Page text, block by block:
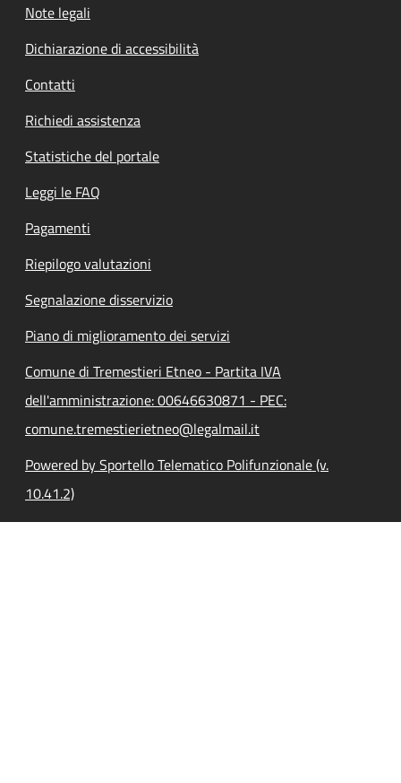
Note legali
Dichiarazione di accessibilità
Contatti
Richiedi assistenza
Statistiche del portale
Leggi le FAQ
Pagamenti
Riepilogo valutazioni
Segnalazione disservizio
Piano di miglioramento dei servizi
Comune di Tremestieri Etneo - Partita IVA
dell'amministrazione: 00646630871 - PEC:
comune.tremestierietneo@legalmail.it
Powered by Sportello Telematico Polifunzionale (v.
10.41.2)